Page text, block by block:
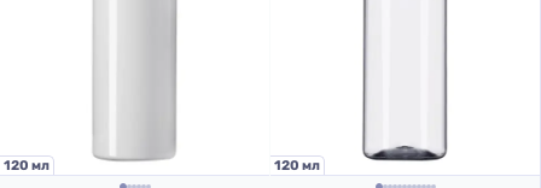
120 мл 120 мл